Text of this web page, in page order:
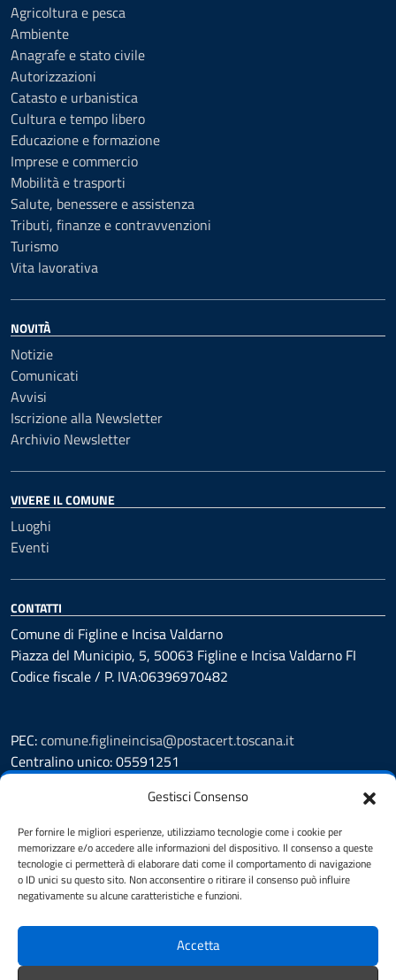
Gestisci Consenso
Per fornire le migliori esperienze, utilizziamo tecnologie come i cookie per
memorizzare e/o accedere alle informazioni del dispositivo. Il consenso a queste
tecnologie ci permetterà di elaborare dati come il comportamento di navigazione
o ID unici su questo sito. Non acconsentire o ritirare il consenso può influire
negativamente su alcune caratteristiche e funzioni.
Accetta
Agricoltura e pesca
Ambiente
Anagrafe e stato civile
Autorizzazioni
Catasto e urbanistica
Cultura e tempo libero
Educazione e formazione
Imprese e commercio
Mobilità e trasporti
Salute, benessere e assistenza
Tributi, finanze e contravvenzioni
Turismo
Vita lavorativa
NOVITÀ
Notizie
Comunicati
Avvisi
Iscrizione alla Newsletter
Archivio Newsletter
VIVERE IL COMUNE
Luoghi
Eventi
CONTATTI
Comune di Figline e Incisa Valdarno
Piazza del Municipio, 5, 50063 Figline e Incisa Valdarno FI
Codice fiscale / P. IVA:06396970482
PEC:comune.figlineincisa@postacert.toscana.it
Centralino unico: 05591251
Segnalazione disservizio
Whistleblowing
Amministrazione trasparente
Amministrazione trasparente fino al 29/10/2024
Nuovo Albo Pretorio
Cookie Policy